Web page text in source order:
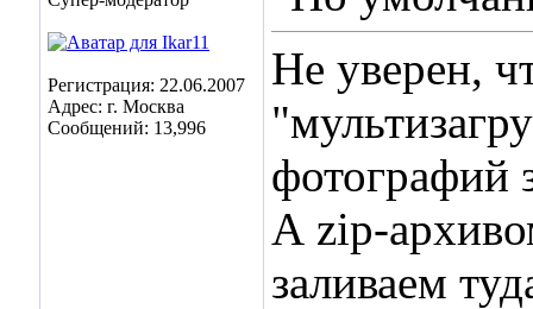
Регистрация: 22.06.2007
Адрес: г. Москва
Сообщений: 13,996
Не уверен,
фотографий
А zip-
заливаем